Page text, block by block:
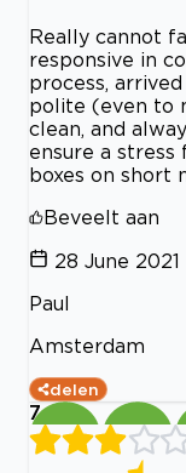
Really cannot
responsive in
process,
polite (even to
clean, and
ensure a
boxes on short
Beveelt aan
28 June 2021
Paul
Amsterdam
delen
7